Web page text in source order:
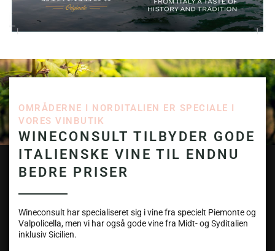
OMRÅDERNE I NORDITALIEN ER SPECIALE I
VORES VINBUTIK
WINECONSULT TILBYDER GODE
ITALIENSKE VINE TIL ENDNU
BEDRE PRISER
Wineconsult har specialiseret sig i vine fra specielt Piemonte og
Valpolicella, men vi har også gode vine fra Midt- og Syditalien
inklusiv Sicilien.